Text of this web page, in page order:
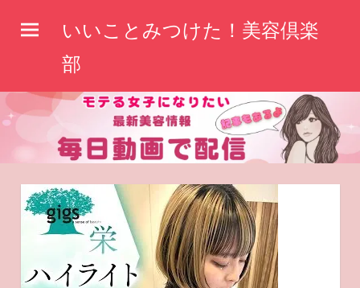
へ
いいことみつけた！美容倶楽
部